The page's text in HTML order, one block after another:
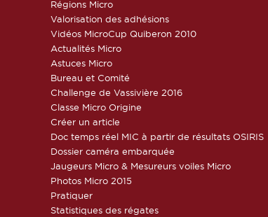
Régions Micro
Valorisation des adhésions
Vidéos MicroCup Quiberon 2010
Actualités Micro
Astuces Micro
Bureau et Comité
Challenge de Vassivière 2016
Classe Micro Origine
Créer un article
Doc temps réel MIC à partir de résultats OSIRIS
Dossier caméra embarquée
Jaugeurs Micro & Mesureurs voiles Micro
Photos Micro 2015
Pratiquer
Statistiques des régates